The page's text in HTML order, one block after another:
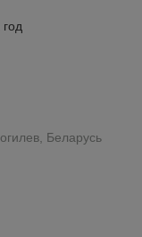
Беларусь